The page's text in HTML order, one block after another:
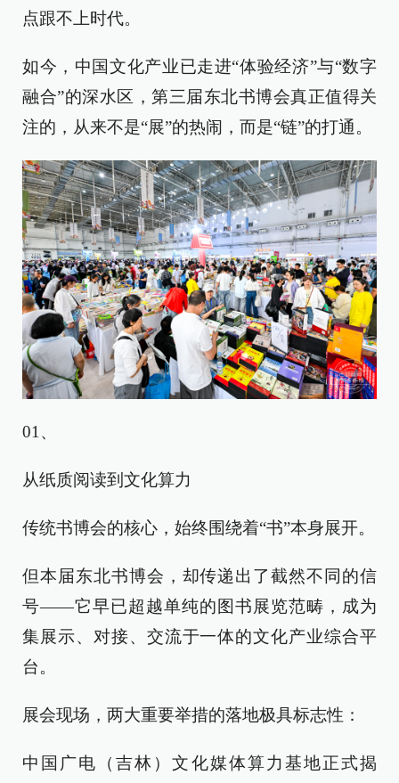
点跟不上时代。
如今，中国文化产业已走进“体验经济”与“数字
融合”的深水区，第三届东北书博会真正值得关
注的，从来不是“展”的热闹，而是“链”的打通。
01、
从纸质阅读到文化算力
传统书博会的核心，始终围绕着“书”本身展开。
但本届东北书博会，却传递出了截然不同的信
号——它早已超越单纯的图书展览范畴，成为
集展示、对接、交流于一体的文化产业综合平
台。
展会现场，两大重要举措的落地极具标志性：
中国广电（吉林）文化媒体算力基地正式揭